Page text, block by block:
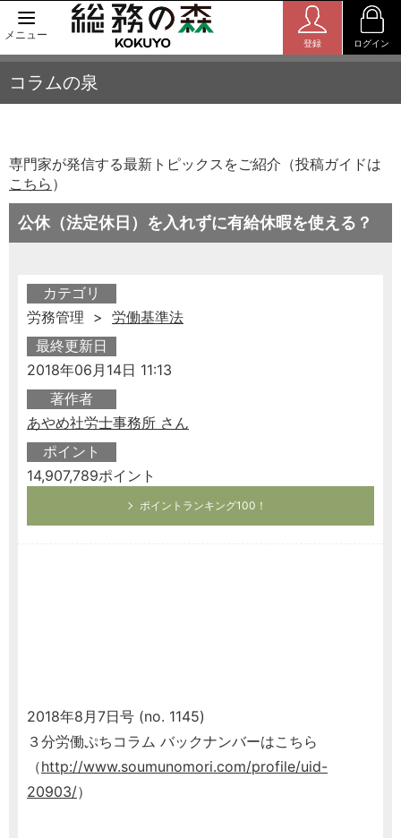
メニュー
登録 ログイン
コラムの泉
専門家が発信する最新トピックスをご紹介（投稿ガイドは
こちら ）
公休（法定休日）を入れずに有給休暇を使える？
カテゴリ
労務管理 > 労働基準法
最終更新日
2018年06月14日 11:13
著作者
あやめ社労士事務所 さん
ポイント
14,907,789ポイント
ポイントランキング100！
2018年8月7日号 (no. 1145)
３分労働ぷちコラム バックナンバーはこちら
（http://www.soumunomori.com/profile/uid-
20903/）